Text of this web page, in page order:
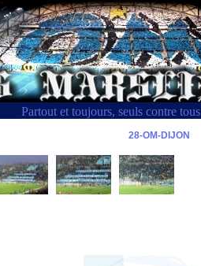
Partout et toujours, seuls contre tous
28-OM-DIJON